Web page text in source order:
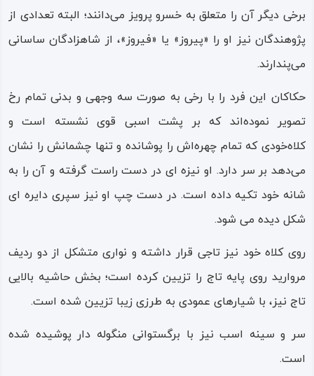
آن نظر داده بودند؛ اما گویا ساسانیان، به دلیل اختلاف مذهبی
و دشمنی عمیقی که با میترائیان داشته‌اند، سازه‌ها، سنگ‌
نگاره‌ها و پلکان ورودی آن بناها را تخریب کرده‌اند و امروزه تنها
بخشی از پلکان و بخشی از سنگ‌ نگاره‌ها بر جای مانده است.
درخت رحمت
درخت رحمت، درخت چنار کهن‌ سال و بلند قامتی است که در
سال‌های اخیر به ثبت آثار ملی – طبیعی – فرهنگی رسیده
است؛ این درخت منحصر به‌ فرد، قامتی نزدیک به چهل متر و
تنه‌ای نزدیک به نُه متر دارد.
قدمت و عمر طولانی چنار رحمت که در حدود میانه قرن پانزدهم
میلادی، قرن نهم هجری کاشته شده از یک سو و بار سنت و
باورهایی مقدسی که با خود به زمانه اکنون آورده از سوی دیگر،
برخی دیگر آن را متعلق به خسرو پرویز می‌دانند؛ البته تعدادی از
پژوهندگان نیز او را «پیروز» یا «فیروز»، از شاهزادگان ساسانی
می‌پندارند.
حکاکان این فرد را با رخی به‌ صورت سه‌ وجهی و بدنی تمام‌ رخ
تصویر نموده‌اند که بر پشت اسبی قوی نشسته‌ است و
کلاه‌خودی که تمام چهره‌اش را پوشانده و تنها چشمانش را نشان
می‌دهد بر سر دارد. او نیزه ای در دست راست گرفته و آن را به
شانه خود تکیه داده است. در دست چپ او نیز سپری دایره ای
شکل دیده می شود.
روی کلاه‌ خود نیز تاجی قرار داشته و نواری متشکل از دو ردیف
مروارید روی پایه تاج را تزیین کرده است؛ بخش حاشیه بالایی
تاج نیز، با شیارهای عمودی به‌ طرزی زیبا تزیین شده است.
سر و سینه اسب نیز با برگستوانی منگوله دار پوشیده شده
است.